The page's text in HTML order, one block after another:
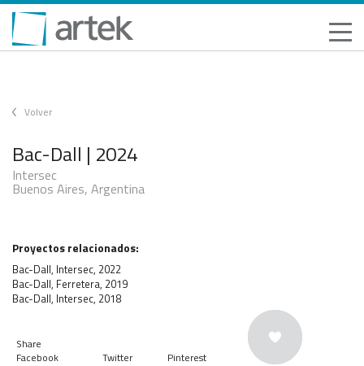
Volver
Bac-Dall | 2024
Intersec
Buenos Aires, Argentina
Proyectos relacionados:
Bac-Dall, Intersec, 2022
Bac-Dall, Ferretera, 2019
Bac-Dall, Intersec, 2018
Share
Facebook
Twitter Pinterest